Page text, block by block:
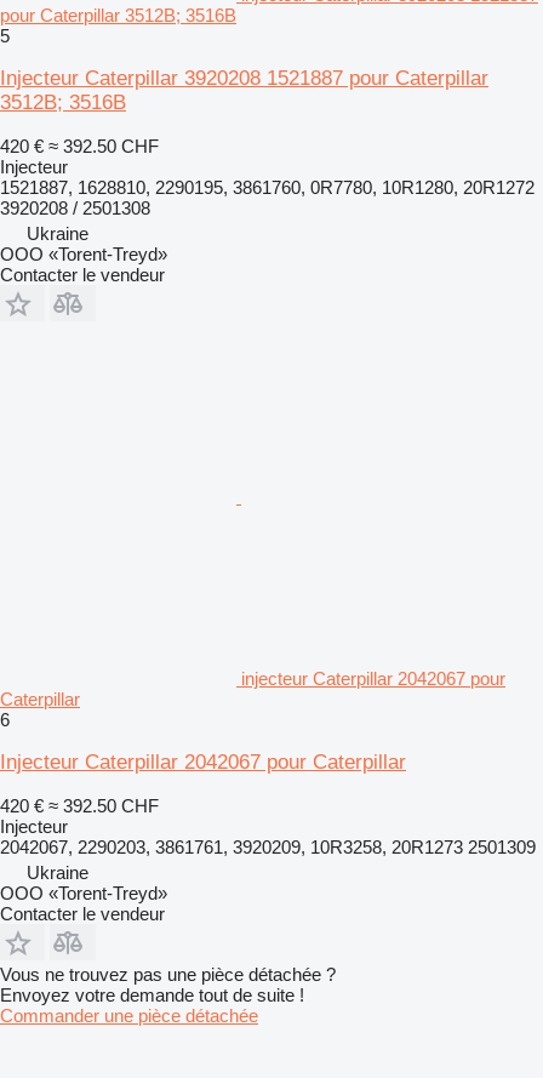
pour Caterpillar 3512B; 3516B
5
Injecteur Caterpillar 3920208 1521887 pour Caterpillar
3512B; 3516B
420 € ≈ 392.50 CHF
Injecteur
1521887, 1628810, 2290195, 3861760, 0R7780, 10R1280, 20R1272
3920208 / 2501308
Ukraine
OOO «Torent-Treyd»
Contacter le vendeur
injecteur Caterpillar 2042067 pour
Caterpillar
6
Injecteur Caterpillar 2042067 pour Caterpillar
420 € ≈ 392.50 CHF
Injecteur
2042067, 2290203, 3861761, 3920209, 10R3258, 20R1273 2501309
Ukraine
OOO «Torent-Treyd»
Contacter le vendeur
Vous ne trouvez pas une pièce détachée ?
Envoyez votre demande tout de suite !
Commander une pièce détachée